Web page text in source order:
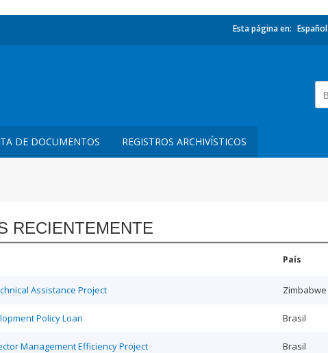
Esta página en: Español
DE DOCUMENTOS REGISTROS ARCHIVÍSTICOS
RECIENTEMENTE
País
Assistance Project Zimbabwe
Policy Loan Brasil
Management Efficiency Project Brasil